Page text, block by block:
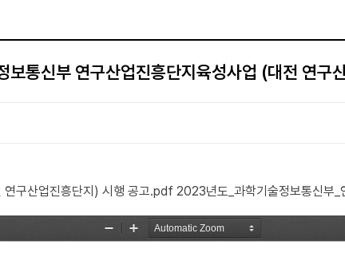
통신부 연구산업진흥단지육성사업 (대전 연구
구산업진흥단지) 시행 공고.pdf 2023년도_과학기술정보통신부_